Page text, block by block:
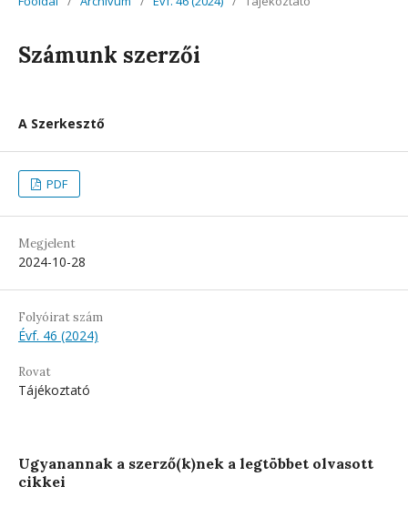
Számunk szerzői
A Szerkesztő
PDF
Megjelent
2024-10-28
Folyóirat szám
Évf. 46 (2024)
Rovat
Tájékoztató
Ugyanannak a szerző(k)nek a legtöbbet olvasott
cikkei